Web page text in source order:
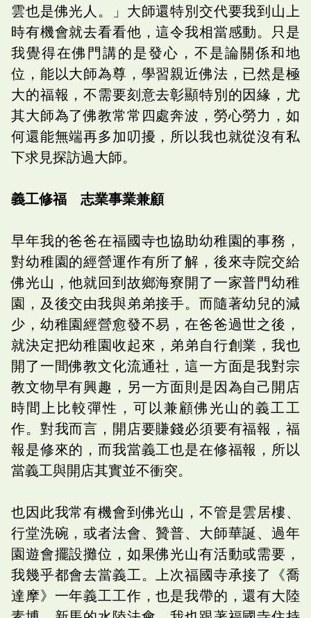
雲也是佛光人。」大師還特別交代要我到山上
時有機會就去看看他，這令我相當感動。只是
我覺得在佛門講的是發心，不是論關係和地
位，能以大師為尊，學習親近佛法，已然是極
大的福報，不需要刻意去彰顯特別的因緣，尤
其大師為了佛教常常四處奔波，勞心勞力，如
何還能無端再多加叨擾，所以我也就從沒有私
下求見探訪過大師。
義工修福 志業事業兼顧
早年我的爸爸在福國寺也協助幼稚園的事務，
對幼稚園的經營運作有所了解，後來寺院交給
佛光山，他就回到故鄉海寮開了一家普門幼稚
園，及後交由我與弟弟接手。而隨著幼兒的減
少，幼稚園經營愈發不易，在爸爸過世之後，
就決定把幼稚園收起來，弟弟自行創業，我也
開了一間佛教文化流通社，這一方面是我對宗
教文物早有興趣，另一方面則是因為自己開店
時間上比較彈性，可以兼顧佛光山的義工工
作。對我而言，開店要賺錢必須要有福報，福
報是修來的，而我當義工也是在修福報，所以
當義工與開店其實並不衝突。
也因此我常有機會到佛光山，不管是雲居樓、
行堂洗碗，或者法會、贊普、大師華誕、過年
園遊會擺設攤位，如果佛光山有活動或需要，
我幾乎都會去當義工。上次福國寺承接了《喬
達摩》一年義工工作，也是我帶的，還有大陸